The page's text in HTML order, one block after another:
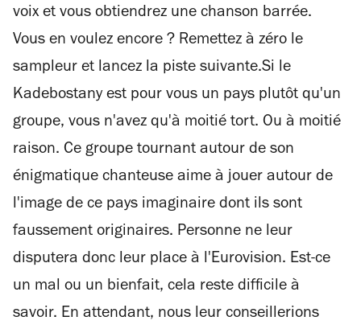
voix et vous obtiendrez une chanson barrée.
Vous en voulez encore ? Remettez à zéro le
sampleur et lancez la piste suivante.Si le
Kadebostany est pour vous un pays plutôt qu'un
groupe, vous n'avez qu'à moitié tort. Ou à moitié
raison. Ce groupe tournant autour de son
énigmatique chanteuse aime à jouer autour de
l'image de ce pays imaginaire dont ils sont
faussement originaires. Personne ne leur
disputera donc leur place à l'Eurovision. Est-ce
un mal ou un bienfait, cela reste difficile à
savoir. En attendant, nous leur conseillerions